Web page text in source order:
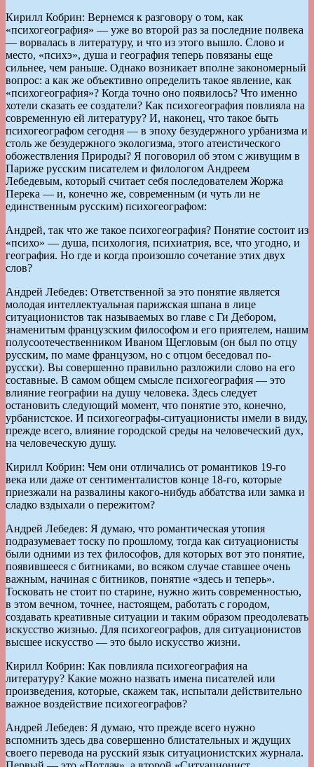
Кирилл Кобрин: Вернемся к разговору о том, как
«психогеография» — уже во второй раз за последние полвека
— ворвалась в литературу, и что из этого вышло. Слово и
место, «психэ», душа и география теперь повязаны еще
сильнее, чем раньше. Однако возникает вполне закономерный
вопрос: а как же объективно определить такое явление, как
«психогеография»? Когда точно оно появилось? Что именно
хотели сказать ее создатели? Как психогеография повлияла на
современную ей литературу? И, наконец, что такое быть
психогеографом сегодня — в эпоху безудержного урбанизма и
столь же безудержного экологизма, этого атеистического
обожествления Природы? Я поговорил об этом с живущим в
Париже русским писателем и филологом Андреем
Лебедевым, который считает себя последователем Жоржа
Перека — и, конечно же, современным (и чуть ли не
единственным русским) психогеографом:
Андрей, так что же такое психогеография? Понятие состоит из
«психо» — душа, психология, психиатрия, все, что угодно, и
география. Но где и когда произошло сочетание этих двух
слов?
Андрей Лебедев: Ответственной за это понятие является
молодая интеллектуальная парижская шпана в лице
ситуационистов так называемых во главе с Ги Дебором,
знаменитым французским философом и его приятелем, нашим
полусоотечественником Иваном Щегловым (он был по отцу
русским, по маме французом, но с отцом беседовал по-
русски). Вы совершенно правильно разложили слово на его
составные. В самом общем смысле психогеография — это
влияние географии на душу человека. Здесь следует
остановить следующий момент, что понятие это, конечно,
урбанистское. И психогеографы-ситуационисты имели в виду,
прежде всего, влияние городской среды на человеческий дух,
на человеческую душу.
Кирилл Кобрин: Чем они отличались от романтиков 19-го
века или даже от сентименталистов конце 18-го, которые
приезжали на развалины какого-нибудь аббатства или замка и
сладко вздыхали о пережитом?
Андрей Лебедев: Я думаю, что романтическая утопия
подразумевает тоску по прошлому, тогда как ситуационисты
были одними из тех философов, для которых вот это понятие,
появившееся с битниками, во всяком случае ставшее очень
важным, начиная с битников, понятие «здесь и теперь».
Тосковать не стоит по старине, нужно жить современностью,
в этом вечном, точнее, настоящем, работать с городом,
создавать креативные ситуации и таким образом преодолевать
искусство жизнью. Для психогеографов, для ситуационистов
высшее искусство — это было искусство жизни.
Кирилл Кобрин: Как повлияла психогеография на
литературу? Какие можно назвать имена писателей или
произведения, которые, скажем так, испытали действительно
важное воздействие психогеографов?
Андрей Лебедев: Я думаю, что прежде всего нужно
вспомнить здесь два совершенно блистательных и ждущих
своего перевода на русский язык ситуационистских журнала.